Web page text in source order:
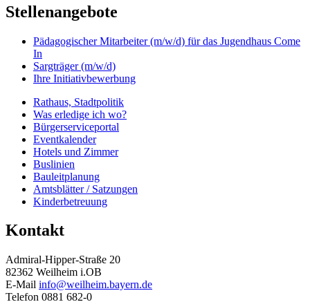
Stellenangebote
Pädagogischer Mitarbeiter (m/w/d) für das Jugendhaus Come
In
Sargträger (m/w/d)
Ihre Initiativbewerbung
Rathaus, Stadtpolitik
Was erledige ich wo?
Bürgerserviceportal
Eventkalender
Hotels und Zimmer
Buslinien
Bauleitplanung
Amtsblätter / Satzungen
Kinderbetreuung
Kontakt
Admiral-Hipper-Straße 20
82362 Weilheim i.OB
E-Mail info@weilheim.bayern.de
Telefon 0881 682-0